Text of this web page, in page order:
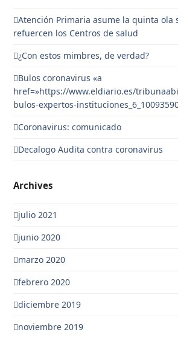
Atención Primaria asume la quinta ola
refuercen los Centros de salud
¿Con estos mimbres, de verdad?
Bulos coronavirus «a
href=»https://www.eldiario.es/
bulos-expertos-
Coronavirus: comunicado
Decalogo Audita contra coronavirus
Archives
julio 2021
junio 2020
marzo 2020
febrero 2020
diciembre 2019
noviembre 2019